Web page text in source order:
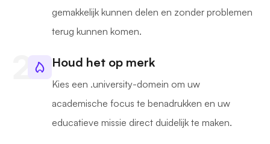
gemakkelijk kunnen delen en zonder problemen
terug kunnen komen.
Houd het op merk
Kies een .university-domein om uw
academische focus te benadrukken en uw
educatieve missie direct duidelijk te maken.